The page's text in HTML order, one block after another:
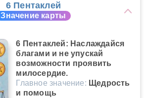
6 Пентаклей
Значение карты
6 Пентаклей: Наслаждайся
благами и не упускай
возможности проявить
милосердие.
Главное значение: Щедрость
и помощь